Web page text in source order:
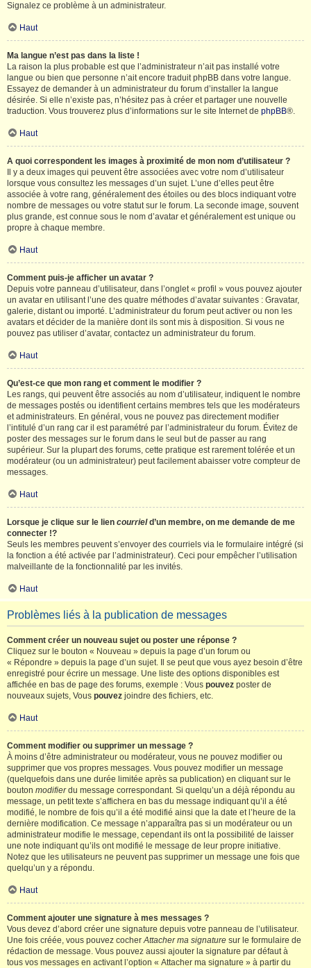
Signalez ce problème à un administrateur.
Haut
Ma langue n’est pas dans la liste !
La raison la plus probable est que l’administrateur n’ait pas installé votre
langue ou bien que personne n’ait encore traduit phpBB dans votre langue.
Essayez de demander à un administrateur du forum d’installer la langue
désirée. Si elle n’existe pas, n’hésitez pas à créer et partager une nouvelle
traduction. Vous trouverez plus d’informations sur le site Internet de phpBB®.
Haut
A quoi correspondent les images à proximité de mon nom d’utilisateur ?
Il y a deux images qui peuvent être associées avec votre nom d’utilisateur
lorsque vous consultez les messages d’un sujet. L’une d’elles peut être
associée à votre rang, généralement des étoiles ou des blocs indiquant votre
nombre de messages ou votre statut sur le forum. La seconde image, souvent
plus grande, est connue sous le nom d’avatar et généralement est unique ou
propre à chaque membre.
Haut
Comment puis-je afficher un avatar ?
Depuis votre panneau d’utilisateur, dans l’onglet « profil » vous pouvez ajouter
un avatar en utilisant l’une des quatre méthodes d’avatar suivantes : Gravatar,
galerie, distant ou importé. L’administrateur du forum peut activer ou non les
avatars et décider de la manière dont ils sont mis à disposition. Si vous ne
pouvez pas utiliser d’avatar, contactez un administrateur du forum.
Haut
Qu’est-ce que mon rang et comment le modifier ?
Les rangs, qui peuvent être associés au nom d’utilisateur, indiquent le nombre
de messages postés ou identifient certains membres tels que les modérateurs
et administrateurs. En général, vous ne pouvez pas directement modifier
l’intitulé d’un rang car il est paramétré par l’administrateur du forum. Évitez de
poster des messages sur le forum dans le seul but de passer au rang
supérieur. Sur la plupart des forums, cette pratique est rarement tolérée et un
modérateur (ou un administrateur) peut facilement abaisser votre compteur de
messages.
Haut
Lorsque je clique sur le lien courrield’un membre, on me demande de me
connecter !?
Seuls les membres peuvent s’envoyer des courriels via le formulaire intégré (si
la fonction a été activée par l’administrateur). Ceci pour empêcher l’utilisation
malveillante de la fonctionnalité par les invités.
Haut
Problèmes liés à la publication de messages
Comment créer un nouveau sujet ou poster une réponse ?
Cliquez sur le bouton « Nouveau » depuis la page d’un forum ou
« Répondre » depuis la page d’un sujet. Il se peut que vous ayez besoin d’être
enregistré pour écrire un message. Une liste des options disponibles est
affichée en bas de page des forums, exemple : Vous pouvez poster de
nouveaux sujets, Vous pouvez joindre des fichiers, etc.
Haut
Comment modifier ou supprimer un message ?
À moins d’être administrateur ou modérateur, vous ne pouvez modifier ou
supprimer que vos propres messages. Vous pouvez modifier un message
(quelquefois dans une durée limitée après sa publication) en cliquant sur le
bouton modifierdu message correspondant. Si quelqu’un a déjà répondu au
message, un petit texte s’affichera en bas du message indiquant qu’il a été
modifié, le nombre de fois qu’il a été modifié ainsi que la date et l’heure de la
dernière modification. Ce message n’apparaîtra pas si un modérateur ou un
administrateur modifie le message, cependant ils ont la possibilité de laisser
une note indiquant qu’ils ont modifié le message de leur propre initiative.
Notez que les utilisateurs ne peuvent pas supprimer un message une fois que
quelqu’un y a répondu.
Haut
Comment ajouter une signature à mes messages ?
Vous devez d’abord créer une signature depuis votre panneau de l’utilisateur.
Une fois créée, vous pouvez cocherAttacher ma signature sur le formulaire de
rédaction de message. Vous pouvez aussi ajouter la signature par défaut à
tous vos messages en activant l’option « Attacher ma signature » à partir du